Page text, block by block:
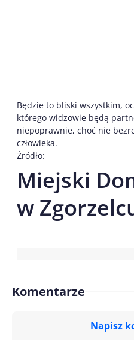
Będzie to bliski wszystkim,
którego widzowie będą
niepoprawnie, choć nie
człowieka.
Źródło:
Miejski
w
Komentarze
Napisz